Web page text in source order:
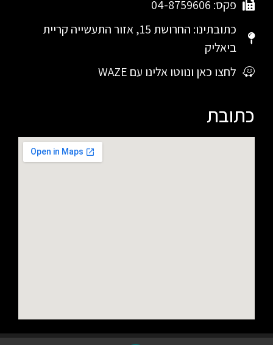
פקס: 04-8759606
כתובתינו: החרושת 15, אזור התעשייה קריית
ביאליק
לחצו כאן ונווטו אלינו עם WAZE
כתובת